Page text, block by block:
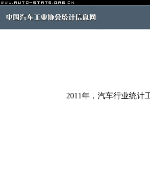
2011年，汽车行业统计